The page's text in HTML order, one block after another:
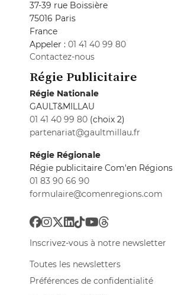
37-39 rue Boissière
75016 Paris
France
Appeler : 01 41 40 99 80
Contactez-nous
Régie Publicitaire
Régie Nationale
GAULT&MILLAU
01 41 40 99 80 (choix 2)
partenariat@gaultmillau.fr
Régie Régionale
Régie publicitaire Com'en Régions
01 83 90 66 90
formulaire@comenregions.com
Inscrivez-vous à notre newsletter
Toutes les newsletters
Préférences de confidentialité